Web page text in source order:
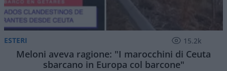
ESTERI 15.2k
Meloni aveva ragione: "I marocchini di Ceuta
sbarcano in Europa col barcone"